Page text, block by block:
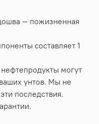
— пожизненная
составляет 1
могут
унтов. Мы не
последствия.